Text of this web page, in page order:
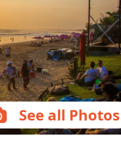
See all Photos